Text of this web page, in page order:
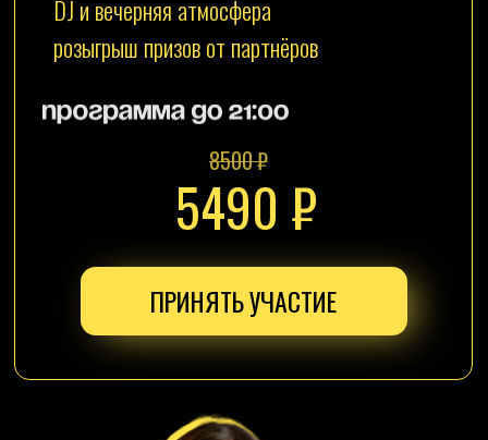
ександр Потапов
Ведущий конференции